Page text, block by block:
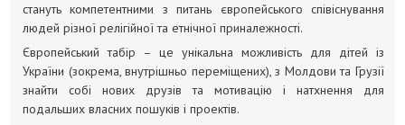
стануть компетентними з питань європейського співіснування
людей різної релігійної та етнічної приналежності.
Європейський табір – це унікальна можливість для дітей із
України (зокрема, внутрішньо переміщених), з Молдови та Грузії
знайти собі нових друзів та мотивацію і натхнення для
подальших власних пошуків і проектів.